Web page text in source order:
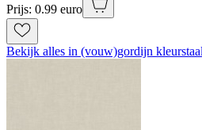
Prijs: 0.99 euro
Bekijk alles in (vouw)gordijn kleurstaal